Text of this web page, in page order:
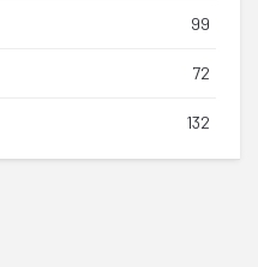
99
72
132